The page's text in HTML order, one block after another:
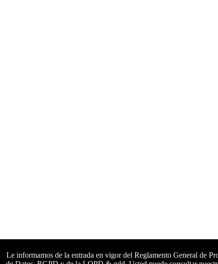
Le informamos de la entrada en vigor del Reglamento General de